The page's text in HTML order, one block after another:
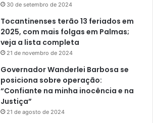
30 de setembro de 2024
Tocantinenses terão 13 feriados em
2025, com mais folgas em Palmas;
veja a lista completa
21 de novembro de 2024
Governador Wanderlei Barbosa se
posiciona sobre operação:
“Confiante na minha inocência e na
Justiça”
21 de agosto de 2024